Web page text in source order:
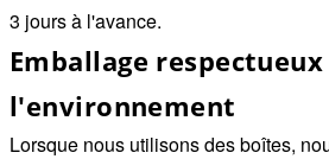
3 jours à l'avance.
Emballage respectueux
l'environnement
Lorsque nous utilisons des boîtes,